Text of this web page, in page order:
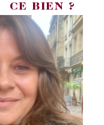
CE BIEN ?